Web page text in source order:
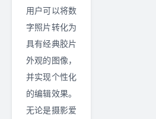
用户可以将数
字照片转化为
具有经典胶片
外观的图像，
并实现个性化
的编辑效果。
无论是摄影爱